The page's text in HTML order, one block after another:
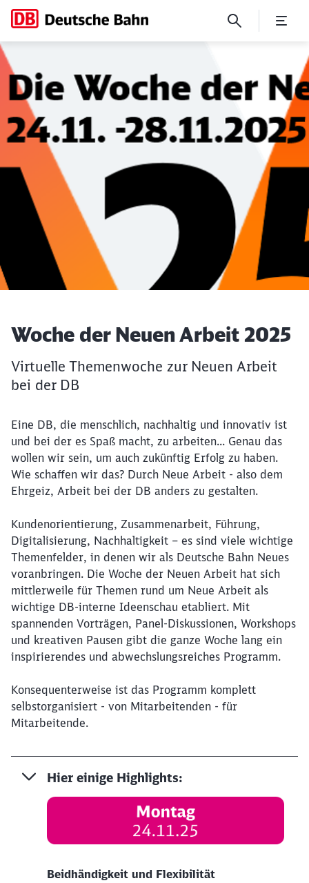
Woche der Neuen Arbeit
Artikel:
Woche der Neuen Arbeit 2025
Virtuelle Themenwoche zur Neuen Arbeit
bei der DB
Eine DB, die menschlich, nachhaltig und innovativ ist
und bei der es Spaß macht, zu arbeiten... Genau das
wollen wir sein, um auch zukünftig Erfolg zu haben.
Wie schaffen wir das? Durch Neue Arbeit - also dem
Ehrgeiz, Arbeit bei der DB anders zu gestalten.
Kundenorientierung, Zusammenarbeit, Führung,
Digitalisierung, Nachhaltigkeit – es sind viele wichtige
Themenfelder, in denen wir als Deutsche Bahn Neues
voranbringen. Die Woche der Neuen Arbeit hat sich
mittlerweile für Themen rund um Neue Arbeit als
wichtige DB-interne Ideenschau etabliert. Mit
spannenden Vorträgen, Panel-Diskussionen, Workshops
und kreativen Pausen gibt die ganze Woche lang ein
inspirierendes und abwechslungsreiches Programm.
Konsequenterweise ist das Programm komplett
selbstorganisiert - von Mitarbeitenden - für
Mitarbeitende.
Hier einige Highlights:
Beidhändigkeit und Flexibilität